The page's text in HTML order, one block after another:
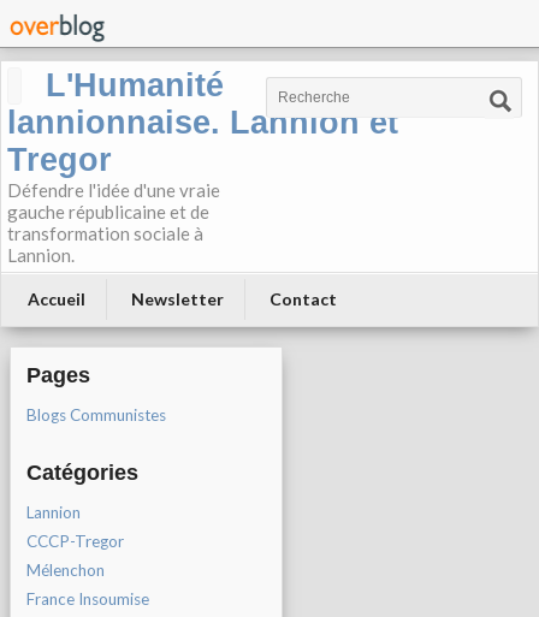
L'Humanité
lannionnaise. Lannion et
Tregor
Défendre l'idée d'une vraie
gauche républicaine et de
transformation sociale à
Lannion.
Accueil Newsletter Contact
Pages
Blogs Communistes
Catégories
Lannion
CCCP-Tregor
Mélenchon
France Insoumise